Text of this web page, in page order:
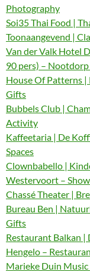
Photography
Soi35 Thai Food |
Toonaangevend |
Van der Valk Hotel
90 pers) –
House Of Patterns
Gifts
Bubbels Club |
Activity
Kaffeetaria | De
Spaces
Clownbabello |
Westervoort – Show
Chassé Theater |
Bureau Ben |
Gifts
Restaurant Balkan |
Hengelo –
Marieke Duin